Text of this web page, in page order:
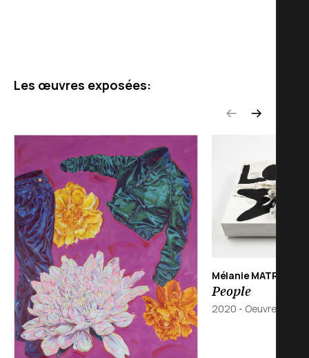
Les œuvres exposées:
Mélanie MATRANGA
People
2020 - Oeuvre en 3